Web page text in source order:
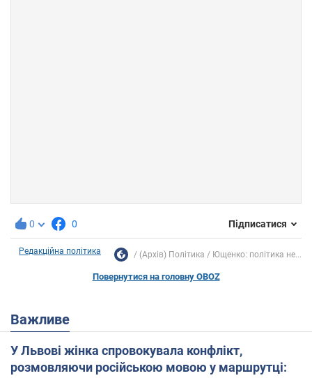
0 0 Підписатися
Редакційна політика (Архів) Політика Ющенко: політика не...
Повернутися на головну OBOZ
Важливе
У Львові жінка спровокувала конфлікт,
розмовляючи російською мовою у маршрутці: